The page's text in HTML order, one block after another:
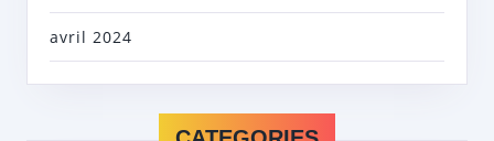
avril 2024